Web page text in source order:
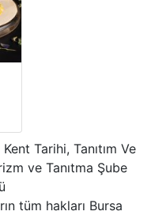
Tarihi, Tanıtım Ve
ve Tanıtma Şube
tüm hakları Bursa